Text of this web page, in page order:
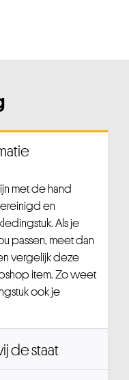
met de hand
en
Als je
passen, meet dan
vergelijk deze
item. Zo weet
ook je
de staat